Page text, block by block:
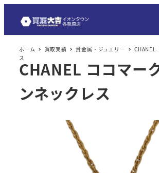
ホーム 買取実績 貴金属・ジュエリー
CHANEL
ス
CHANEL ココマー
ンネックレス